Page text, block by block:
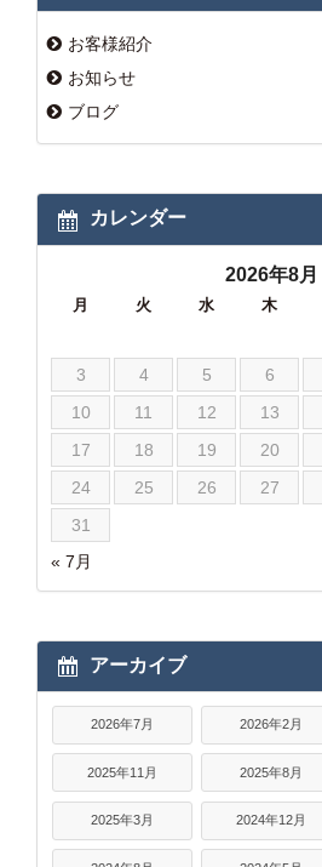
お客様紹介
お知らせ
ブログ
カレンダー
2026年8月
月 火 水 木
« 7月
3
4 5 6
10
11 12 13
17
18 19 20
24
25 26 27
31
アーカイブ
2026年7月 2026年2月
2025年11月 2025年8月
2025年3月 2024年12月